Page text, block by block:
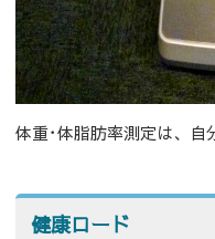
体重･体脂肪率測定は、自
健康ロード